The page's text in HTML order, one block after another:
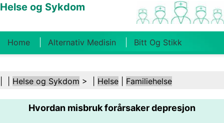
Helse og Sykdom
Home Alternativ Medisin Bitt Og Stikk
Kosthold Og Ernæring Familiehelse
Helsebransjen Psykisk Helse Folkehelse Og
Helse og Sykdom > | Helse Familiehelse
Hvordan misbruk forårsaker depresjon